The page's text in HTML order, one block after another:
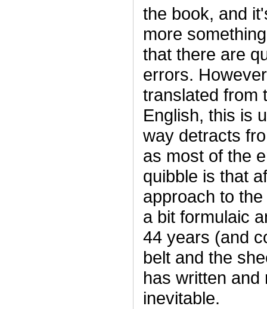
the book, and
more
that there are
errors.
translated from
English, this is
way detracts
as most of the
quibble is that
approach to
a bit formulaic
44 years (and
belt and the
has written
inevitable.